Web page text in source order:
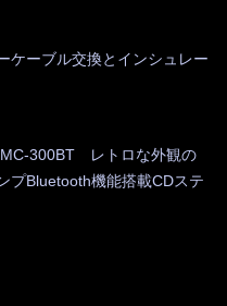
ケーブル交換とインシュレー
300BT レトロな外観の
プBluetooth機能搭載CDステ